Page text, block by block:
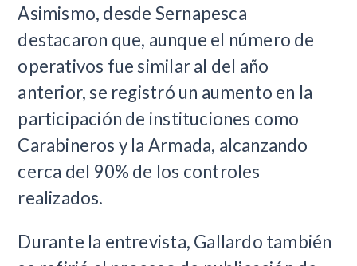
Asimismo, desde Sernapesca
destacaron que, aunque el número de
operativos fue similar al del año
anterior, se registró un aumento en la
participación de instituciones como
Carabineros y la Armada, alcanzando
cerca del 90% de los controles
realizados.
Durante la entrevista, Gallardo también